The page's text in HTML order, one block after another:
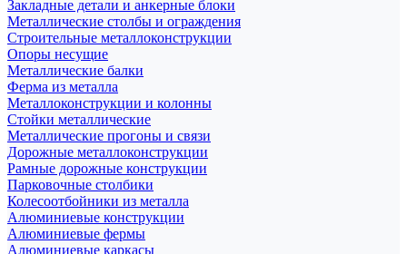
Закладные детали и анкерные блоки
Металлические столбы и ограждения
Строительные металлоконструкции
Опоры несущие
Металлические балки
Ферма из металла
Металлоконструкции и колонны
Стойки металлические
Металлические прогоны и связи
Дорожные металлоконструкции
Рамные дорожные конструкции
Парковочные столбики
Колесоотбойники из металла
Алюминиевые конструкции
Алюминиевые фермы
Алюминиевые каркасы